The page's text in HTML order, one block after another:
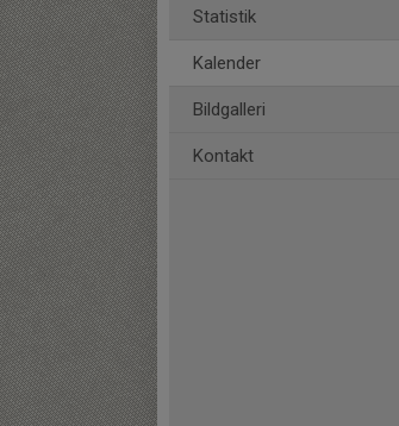
Statistik
Kalender
Bildgalleri
Kontakt